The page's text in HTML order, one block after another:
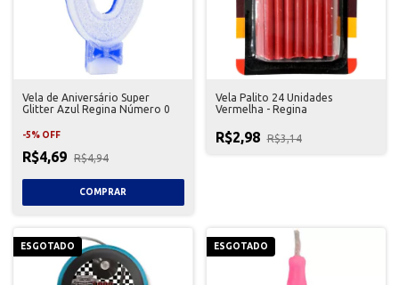
Vela de Aniversário Super
Glitter Azul Regina Número 0
-5% OFF
R$4,69 R$4,94
Vela Palito 24 Unidades
Vermelha - Regina
R$2,98 R$3,14
ESGOTADO ESGOTADO